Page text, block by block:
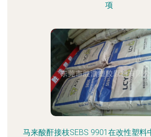
项
马来酸酐接枝SEBS 9901在改性塑料